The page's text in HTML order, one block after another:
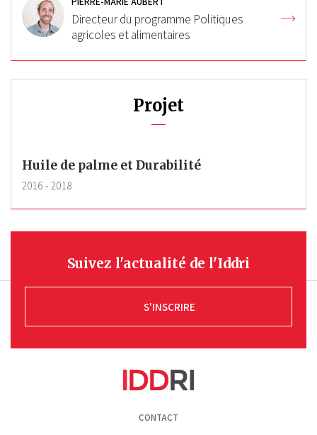
Directeur du programme Politiques
agricoles et alimentaires
Projet
Huile de palme et Durabilité
2016 - 2018
Suivez l'actualité de l'Iddri
S'INSCRIRE
CONTACT